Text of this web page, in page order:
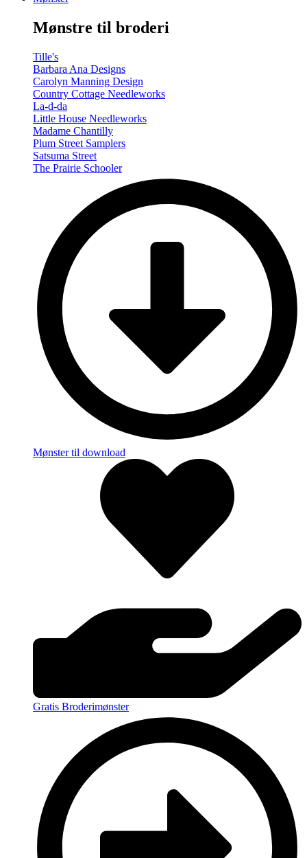
(Volume
Mønstre til broderi
Tille's
Barbara Ana Designs
Carolyn Manning Design
Country Cottage Needleworks
La-d-da
Little House Needleworks
Madame Chantilly
Plum Street Samplers
Satsuma Street
The Prairie Schooler
Mønster til download
Gratis Broderimønster